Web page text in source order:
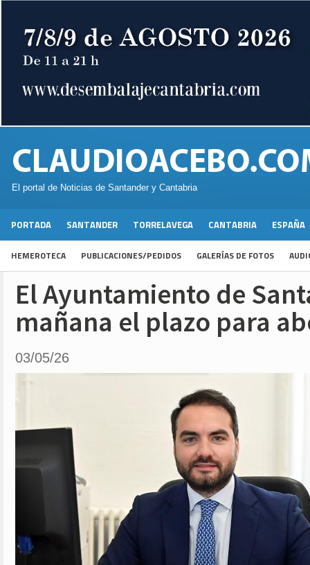
El portal de Noticias de Santander y Cantabria
PORTADA SANTANDER TORRELAVEGA CANTABRIA ESPAÑA
HEMEROTECA PUBLICACIONES/PEDIDOS GALERÍAS DE FOTOS
El Ayuntamiento de
mañana el plazo para
03/05/26